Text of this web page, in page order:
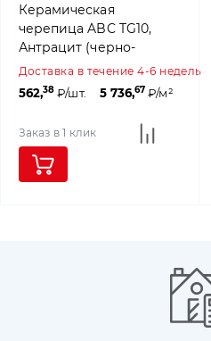
Керамическая
черепица ABC TG10,
Антрацит (черно-
коричневый ангоб)
Доставка в течение 4-6 недель
562,38₽/шт. 5 736,67₽/м²
Заказ в 1 клик